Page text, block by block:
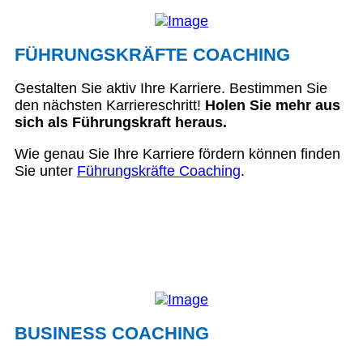
FÜHRUNGSKRÄFTE COACHING
Gestalten Sie aktiv Ihre Karriere. Bestimmen Sie
den nächsten Karriereschritt! Holen Sie mehr aus
sich als Führungskraft heraus.
Wie genau Sie Ihre Karriere fördern können finden
Sie unter Führungskräfte Coaching.
BUSINESS COACHING